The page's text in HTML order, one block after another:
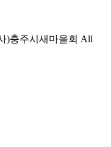
)충주시새마을회 All